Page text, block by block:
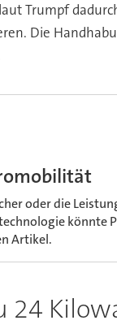
Trumpf
Die
oder die
könnte
Artikel.
24